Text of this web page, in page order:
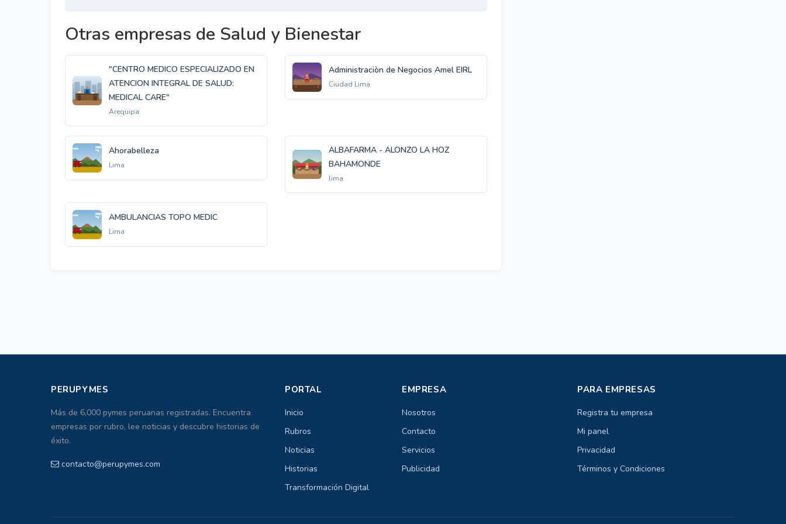
Otras empresas de Salud y Bienestar
"CENTRO MEDICO ESPECIALIZADO EN
ATENCION INTEGRAL DE SALUD:
MEDICAL CARE"
Arequipa
Administraciòn de Negocios Amel EIRL
Ciudad Lima
Ahorabelleza
Lima
ALBAFARMA - ALONZO LA HOZ
BAHAMONDE
lima
AMBULANCIAS TOPO MEDIC
Lima
PERUPYMES
Más de 6,000 pymes peruanas registradas. Encuentra
empresas por rubro, lee noticias y descubre historias de
éxito.
contacto@perupymes.com
PORTAL
Inicio
Rubros
Noticias
Historias
Transformación Digital
EMPRESA
Nosotros
Contacto
Servicios
Publicidad
PARA EMPRESAS
Registra tu empresa
Mi panel
Privacidad
Términos y Condiciones